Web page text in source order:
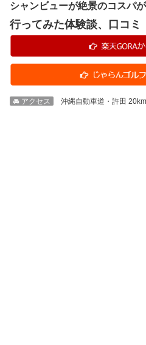
シャンビューが絶景のコスパ
行ってみた体験談、口コミ
🚘 アクセス 沖縄自動車道・許田